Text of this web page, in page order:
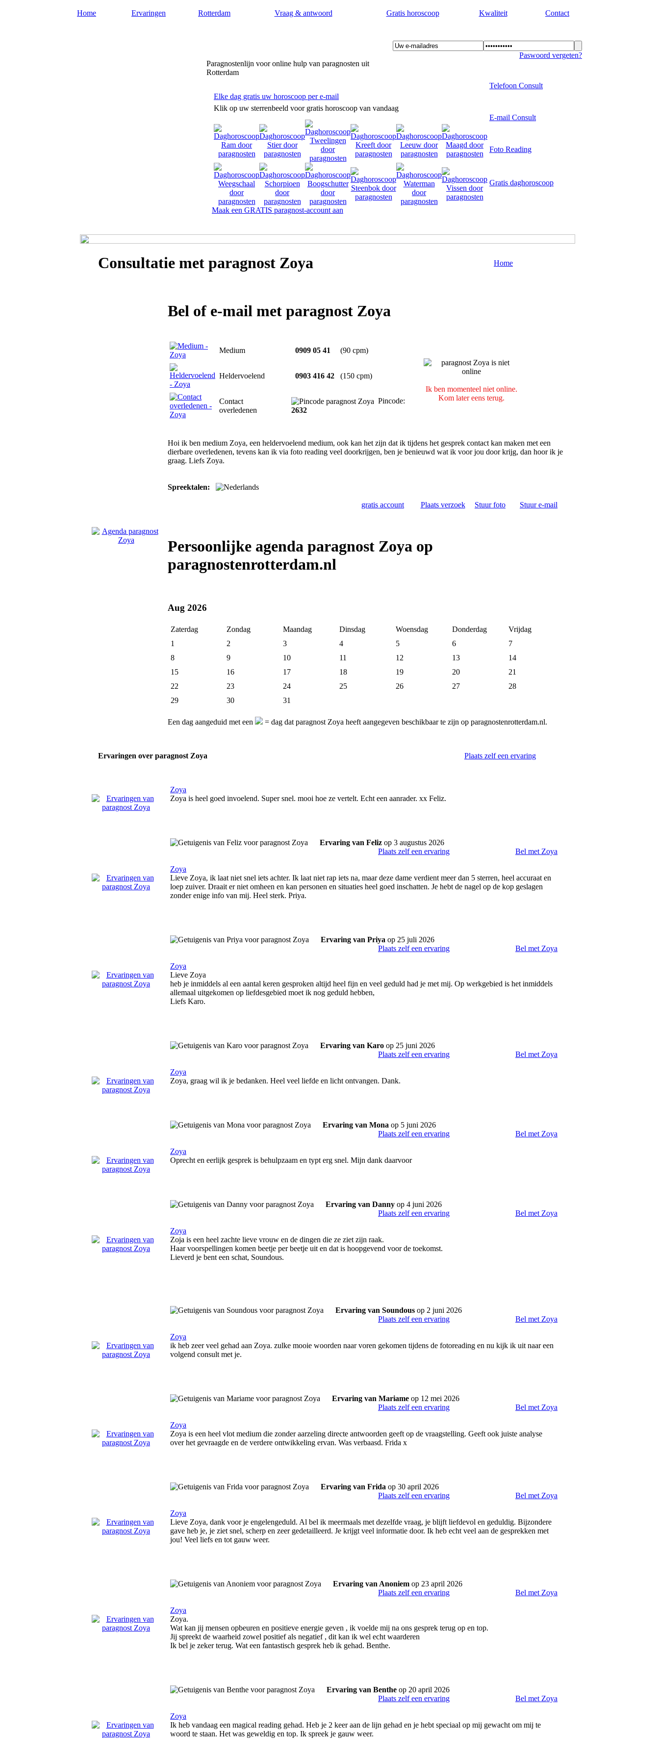
Home Ervaringen Rotterdam Vraag & antwoord Gratis horoscoop Kwaliteit Contact
Paragnostenlijn voor online hulp van paragnosten uit
Rotterdam
Paswoord vergeten?
Elke dag gratis uw horoscoop per e-mail
Klik op uw sterrenbeeld voor gratis horoscoop van vandaag
Maak een GRATIS paragnost-account aan
Telefoon Consult
E-mail Consult
Foto Reading
Gratis daghoroscoop
Consultatie met paragnost Zoya Home
Bel of e-mail met paragnost Zoya
Medium 0909 05 41 (90 cpm)
Ik ben momenteel niet online.
Kom later eens terug.
Heldervoelend 0903 416 42 (150 cpm)
Contact
overledenen
Pincode:
2632
Hoi ik ben medium Zoya, een heldervoelend medium, ook kan het zijn dat ik tijdens het gesprek contact kan maken met een
dierbare overledenen, tevens kan ik via foto reading veel doorkrijgen, ben je benieuwd wat ik voor jou door krijg, dan hoor ik je
graag. Liefs Zoya.
Spreektalen:
gratis account Plaats verzoek Stuur foto Stuur e-mail
Persoonlijke agenda paragnost Zoya op
paragnostenrotterdam.nl
Aug 2026
Zaterdag Zondag Maandag Dinsdag Woensdag Donderdag
Vrijdag
1
2 3 4 5 6
7
8
9 10 11 12 13
14
15
16 17 18 19 20
21
22
23 24 25 26 27
28
29
30 31
Een dag aangeduid met een = dag dat paragnost Zoya heeft aangegeven beschikbaar te zijn op paragnostenrotterdam.nl.
Ervaringen over paragnost Zoya Plaats zelf een ervaring
Zoya
Zoya is heel goed invoelend. Super snel. mooi hoe ze vertelt. Echt een aanrader. xx Feliz.
Ervaring van Feliz op 3 augustus 2026
Plaats zelf een ervaring
Bel met Zoya
Zoya
Lieve Zoya, ik laat niet snel iets achter. Ik laat niet rap iets na, maar deze dame verdient meer dan 5 sterren, heel accuraat en
loep zuiver. Draait er niet omheen en kan personen en situaties heel goed inschatten. Je hebt de nagel op de kop geslagen
zonder enige info van mij. Heel sterk. Priya.
Ervaring van Priya op 25 juli 2026
Plaats zelf een ervaring
Bel met Zoya
Zoya
Lieve Zoya
heb je inmiddels al een aantal keren gesproken altijd heel fijn en veel geduld had je met mij. Op werkgebied is het inmiddels
allemaal uitgekomen op liefdesgebied moet ik nog geduld hebben,
Liefs Karo.
Ervaring van Karo op 25 juni 2026
Plaats zelf een ervaring
Bel met Zoya
Zoya
Zoya, graag wil ik je bedanken. Heel veel liefde en licht ontvangen. Dank.
Ervaring van Mona op 5 juni 2026
Plaats zelf een ervaring
Bel met Zoya
Zoya
Oprecht en eerlijk gesprek is behulpzaam en typt erg snel. Mijn dank daarvoor
Ervaring van Danny op 4 juni 2026
Plaats zelf een ervaring
Bel met Zoya
Zoya
Zoja is een heel zachte lieve vrouw en de dingen die ze ziet zijn raak.
Haar voorspellingen komen beetje per beetje uit en dat is hoopgevend voor de toekomst.
Lieverd je bent een schat, Soundous.
Ervaring van Soundous op 2 juni 2026
Plaats zelf een ervaring
Bel met Zoya
Zoya
ik heb zeer veel gehad aan Zoya. zulke mooie woorden naar voren gekomen tijdens de fotoreading en nu kijk ik uit naar een
volgend consult met je.
Ervaring van Mariame op 12 mei 2026
Plaats zelf een ervaring
Bel met Zoya
Zoya
Zoya is een heel vlot medium die zonder aarzeling directe antwoorden geeft op de vraagstelling. Geeft ook juiste analyse
over het gevraagde en de verdere ontwikkeling ervan. Was verbaasd. Frida x
Ervaring van Frida op 30 april 2026
Plaats zelf een ervaring
Bel met Zoya
Zoya
Lieve Zoya, dank voor je engelengeduld. Al bel ik meermaals met dezelfde vraag, je blijft liefdevol en geduldig. Bijzondere
gave heb je, je ziet snel, scherp en zeer gedetailleerd. Je krijgt veel informatie door. Ik heb echt veel aan de gesprekken met
jou! Veel liefs en tot gauw weer.
Ervaring van Anoniem op 23 april 2026
Plaats zelf een ervaring
Bel met Zoya
Zoya
Zoya.
Wat kan jij mensen opbeuren en positieve energie geven , ik voelde mij na ons gesprek terug op en top.
Jij spreekt de waarheid zowel positief als negatief , dit kan ik wel echt waarderen
Ik bel je zeker terug. Wat een fantastisch gesprek heb ik gehad. Benthe.
Ervaring van Benthe op 20 april 2026
Plaats zelf een ervaring
Bel met Zoya
Zoya
Ik heb vandaag een magical reading gehad. Heb je 2 keer aan de lijn gehad en je hebt speciaal op mij gewacht om mij te
woord te staan. Het was geweldig en top. Ik spreek je gauw weer.